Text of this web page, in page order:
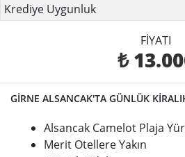
Krediye Uygunluk
FIYATI
₺
GİRNE ALSANCAK'TA GÜNLÜK
Alsancak Camelot Plaja
Merit Otellere Yakın